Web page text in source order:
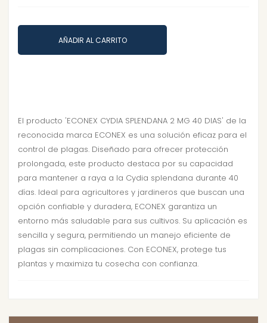
AÑADIR AL CARRITO
El producto 'ECONEX CYDIA SPLENDANA 2 MG 40 DIAS' de la
reconocida marca ECONEX es una solución eficaz para el
control de plagas. Diseñado para ofrecer protección
prolongada, este producto destaca por su capacidad
para mantener a raya a la Cydia splendana durante 40
días. Ideal para agricultores y jardineros que buscan una
opción confiable y duradera, ECONEX garantiza un
entorno más saludable para sus cultivos. Su aplicación es
sencilla y segura, permitiendo un manejo eficiente de
plagas sin complicaciones. Con ECONEX, protege tus
plantas y maximiza tu cosecha con confianza.